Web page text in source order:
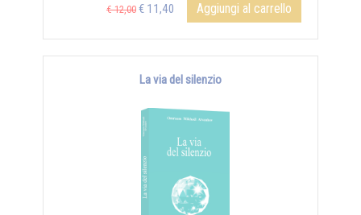
€ 12,00 € 11,40 Aggiungi al carrello
La via del silenzio